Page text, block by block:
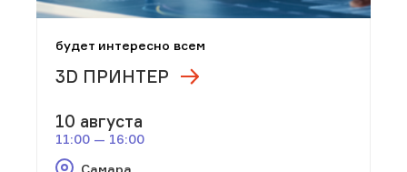
будет интересно всем
3D ПРИНТЕР
10 августа
11:00 — 16:00
Самара